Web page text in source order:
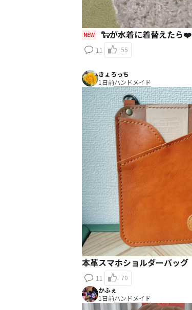
NEW 🐑が水着に着替えたら❤️
11 55
きょろっち
1日前ハンドメイド
本革スマホショルダーバッグ
11 70
かふぇ
1日前ハンドメイド